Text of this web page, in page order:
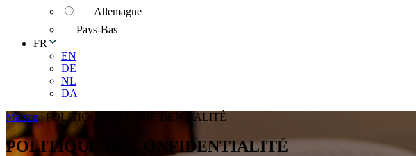
Allemagne
Pays-Bas
FR
EN
DE
NL
DA
Maison|POLITIQUE DE CONFIDENTIALITÉ
POLITIQUE DE CONFIDENTIALITÉ